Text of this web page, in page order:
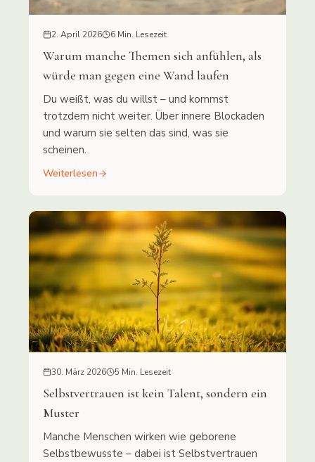
2. April 2026 6 Min. Lesezeit
Warum manche Themen sich anfühlen, als
würde man gegen eine Wand laufen
Du weißt, was du willst – und kommst
trotzdem nicht weiter. Über innere Blockaden
und warum sie selten das sind, was sie
scheinen.
Weiterlesen
30. März 2026 5 Min. Lesezeit
Selbstvertrauen ist kein Talent, sondern ein
Muster
Manche Menschen wirken wie geborene
Selbstbewusste – dabei ist Selbstvertrauen